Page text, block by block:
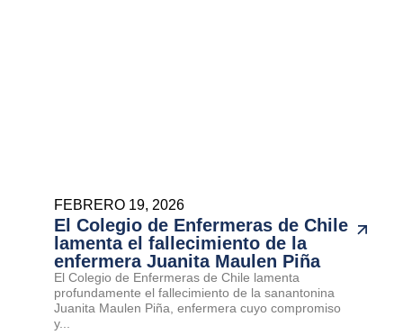
FEBRERO 19, 2026
El Colegio de Enfermeras de Chile
lamenta el fallecimiento de la
enfermera Juanita Maulen Piña
El Colegio de Enfermeras de Chile lamenta
profundamente el fallecimiento de la sanantonina
Juanita Maulen Piña, enfermera cuyo compromiso
y...